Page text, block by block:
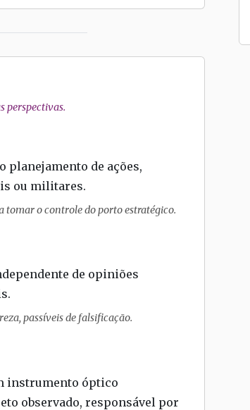
perspectivas.
planejamento de ações,
ou militares.
o controle do porto estratégico.
de opiniões
passíveis de falsificação.
instrumento óptico
observado, responsável por